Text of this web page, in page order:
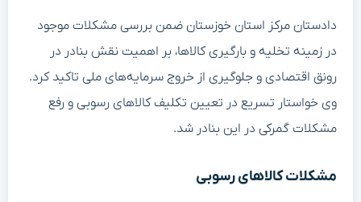
دادستان مرکز استان خوزستان ضمن بررسی مشکلات موجود
در زمینه تخلیه و بارگیری کالاها، بر اهمیت نقش بنادر در
رونق اقتصادی و جلوگیری از خروج سرمایه‌های ملی تاکید کرد.
وی خواستار تسریع در تعیین تکلیف کالاهای رسوبی و رفع
مشکلات گمرکی در این بنادر شد.
مشکلات کالاهای رسوبی